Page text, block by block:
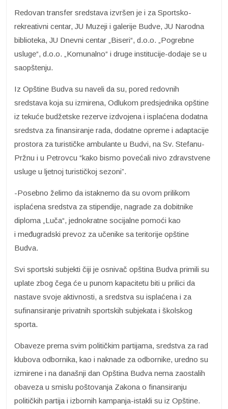
Redovan transfer sredstava izvršen je i za Sportsko-
rekreativni centar, JU Muzeji i galerije Budve, JU Narodna
biblioteka, JU Dnevni centar „Biseri“, d.o.o. „Pogrebne
usluge“, d.o.o. „Komunalno“ i druge institucije-dodaje se u
saopštenju.
Iz Opštine Budva su naveli da su, pored redovnih
sredstava koja su izmirena, Odlukom predsjednika opštine
iz tekuće budžetske rezerve izdvojena i isplaćena dodatna
sredstva za finansiranje rada, dodatne opreme i adaptacije
prostora za turističke ambulante u Budvi, na Sv. Stefanu-
Pržnu i u Petrovcu “kako bismo povećali nivo zdravstvene
usluge u ljetnoj turističkoj sezoni”.
-Posebno želimo da istaknemo da su ovom prilikom
isplaćena sredstva za stipendije, nagrade za dobitnike
diploma „Luča“, jednokratne socijalne pomoći kao
i međugradski prevoz za učenike sa teritorije opštine
Budva.
Svi sportski subjekti čiji je osnivač opština Budva primili su
uplate zbog čega će u punom kapacitetu biti u prilici da
nastave svoje aktivnosti, a sredstva su isplaćena i za
sufinansiranje privatnih sportskih subjekata i školskog
sporta.
Obaveze prema svim političkim partijama, sredstva za rad
klubova odbornika, kao i naknade za odbornike, uredno su
izmirene i na današnji dan Opština Budva nema zaostalih
obaveza u smislu poštovanja Zakona o finansiranju
političkih partija i izbornih kampanja-istakli su iz Opštine.